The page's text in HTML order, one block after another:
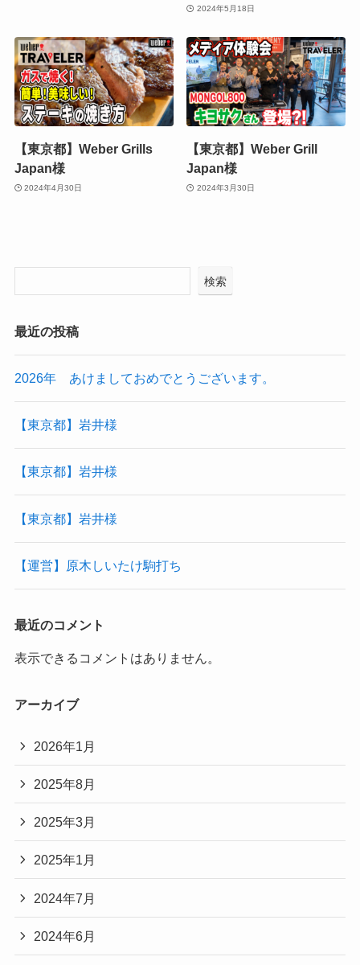
2024年5月18日
【東京都】Weber Grills
Japan様
2024年4月30日
【東京都】Weber Grill
Japan様
2024年3月30日
検索
最近の投稿
2026年 あけましておめでとうございます。
【東京都】岩井様
【東京都】岩井様
【東京都】岩井様
【運営】原木しいたけ駒打ち
最近のコメント
表示できるコメントはありません。
アーカイブ
2026年1月
2025年8月
2025年3月
2025年1月
2024年7月
2024年6月